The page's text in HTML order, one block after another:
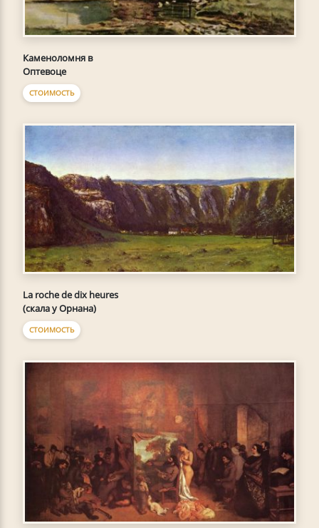
Каменоломня в
Оптевоце
СТОИМОСТЬ
La roche de dix heures
(скала у Орнана)
СТОИМОСТЬ